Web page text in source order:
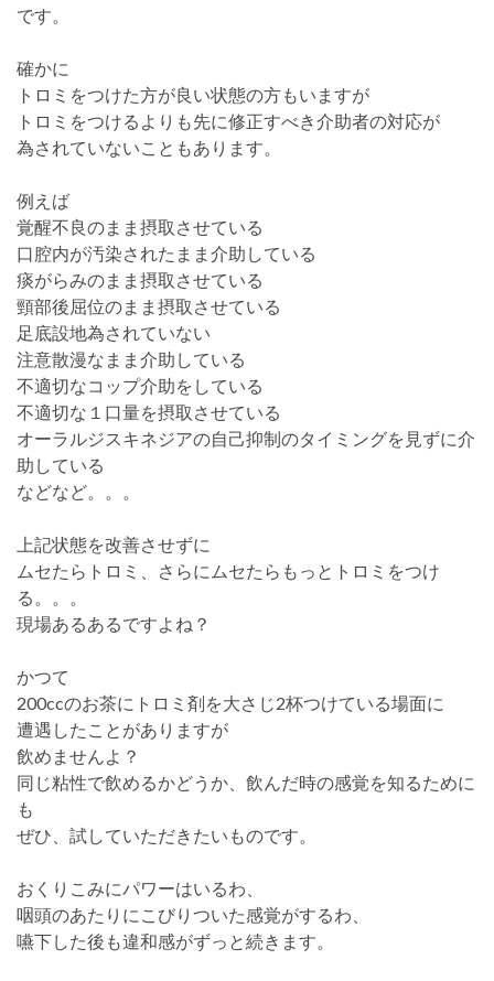
です。
確かに
トロミをつけた方が良い状態の方もいますが
トロミをつけるよりも先に修正すべき介助者の対応が
為されていないこともあります。
例えば
覚醒不良のまま摂取させている
口腔内が汚染されたまま介助している
痰がらみのまま摂取させている
頸部後屈位のまま摂取させている
足底設地為されていない
注意散漫なまま介助している
不適切なコップ介助をしている
不適切な１口量を摂取させている
オーラルジスキネジアの自己抑制のタイミングを見ずに介
助している
などなど。。。
上記状態を改善させずに
ムセたらトロミ、さらにムセたらもっとトロミをつけ
る。。。
現場あるあるですよね？
かつて
200ccのお茶にトロミ剤を大さじ2杯つけている場面に
遭遇したことがありますが
飲めませんよ？
同じ粘性で飲めるかどうか、飲んだ時の感覚を知るために
も
ぜひ、試していただきたいものです。
おくりこみにパワーはいるわ、
咽頭のあたりにこびりついた感覚がするわ、
嚥下した後も違和感がずっと続きます。